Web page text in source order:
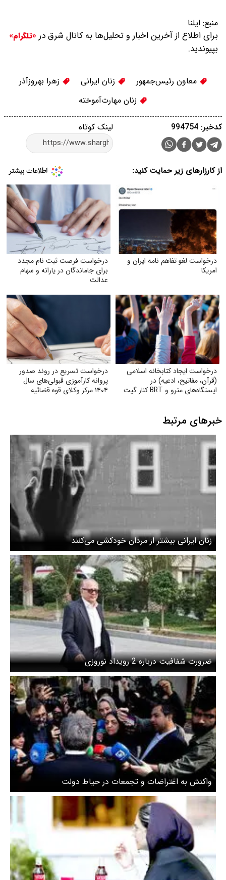
منبع: ایلنا
برای اطلاع از آخرین اخبار و تحلیل‌ها به کانال شرق در «تلگرام»
بپیوندید.
معاون رئیس‌جمهور زنان ایرانی
زهرا بهروزآذر
زنان مهارت‌آموخته
لینک کوتاه کدخبر: 994754
از کارزارهای زیر حمایت کنید:
درخواست لغو تفاهم نامه ایران و
امریکا
درخواست فرصت ثبت‌ نام مجدد
برای جاماندگان در یارانه و سهام
عدالت
درخواست ایجاد کتابخانه اسلامی
(قرآن، مفاتیح، ادعیه) در
ایستگاه‌های مترو و BRT کنار گیت
درخواست تسریع در روند صدور
پروانه کارآموزی قبولی‌های سال
۱۴۰۴ مرکز وکلای قوه‌ قضائیه
خبرهای مرتبط
زنان ایرانی بیشتر از مردان خودکشی می‌کنند
ضرورت شفافیت درباره 2 رویداد نوروزی
واکنش به اعتراضات و تجمعات در حیاط دولت